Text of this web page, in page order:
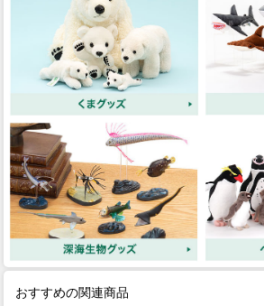
おすすめの関連商品